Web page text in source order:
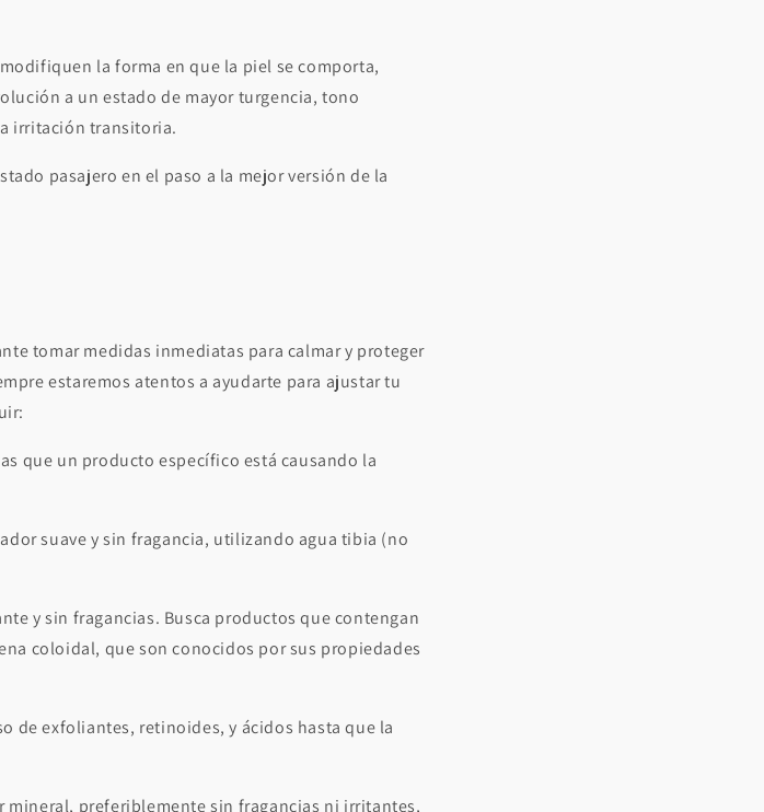
la forma en que la piel se comporta,
a un estado de mayor turgencia, tono
irritación transitoria.
pasajero en el paso a la mejor versión de la
tomar medidas inmediatas para calmar y proteger
estaremos atentos a ayudarte para ajustar tu
que un producto específico está causando la
suave y sin fragancia, utilizando agua tibia (no
y sin fragancias. Busca productos que contengan
coloidal, que son conocidos por sus propiedades
de exfoliantes, retinoides, y ácidos hasta que la
mineral, preferiblemente sin fragancias ni irritantes,